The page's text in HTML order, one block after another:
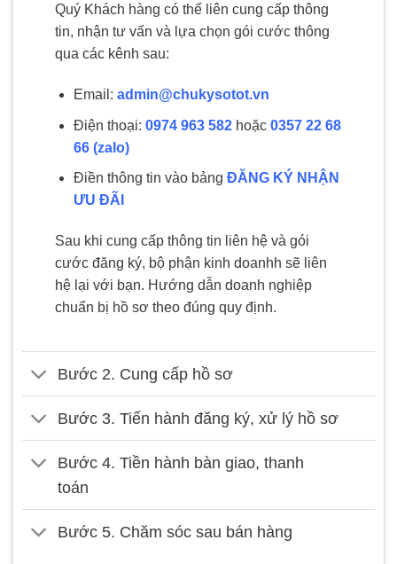
Quý Khách hàng có thể liên cung cấp thông
tin, nhận tư vấn và lựa chọn gói cước thông
qua các kênh sau:
Email: admin@chukysotot.vn
Điện thoại: 0974 963 582hoặc 0357 22 68
66 (zalo)
Điền thông tin vào bảng ĐĂNG KÝ NHẬN
ƯU ĐÃI
Sau khi cung cấp thông tin liên hệ và gói
cước đăng ký, bộ phận kinh doanhh sẽ liên
hệ lại với bạn. Hướng dẫn doanh nghiệp
chuẩn bị hồ sơ theo đúng quy định.
Bước 2. Cung cấp hồ sơ
Bước 3. Tiến hành đăng ký, xử lý hồ sơ
Bước 4. Tiền hành bàn giao, thanh
toán
Bước 5. Chăm sóc sau bán hàng